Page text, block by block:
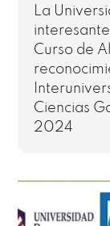
La
Curso de
Ciencias
2024